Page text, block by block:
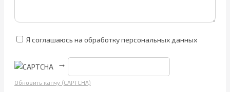
Я соглашаюсь на обработку персональных данных
→
Обновить капчу (CAPTCHA)